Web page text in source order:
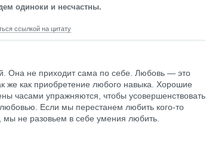
одиноки и несчастны.
ссылкой на цитату
Она не приходит сама по себе. Любовь — это
же как приобретение любого навыка. Хорошие
часами упражняются, чтобы усовершенствовать
Если мы перестанем любить кого-то
не разовьем в себе умения любить.